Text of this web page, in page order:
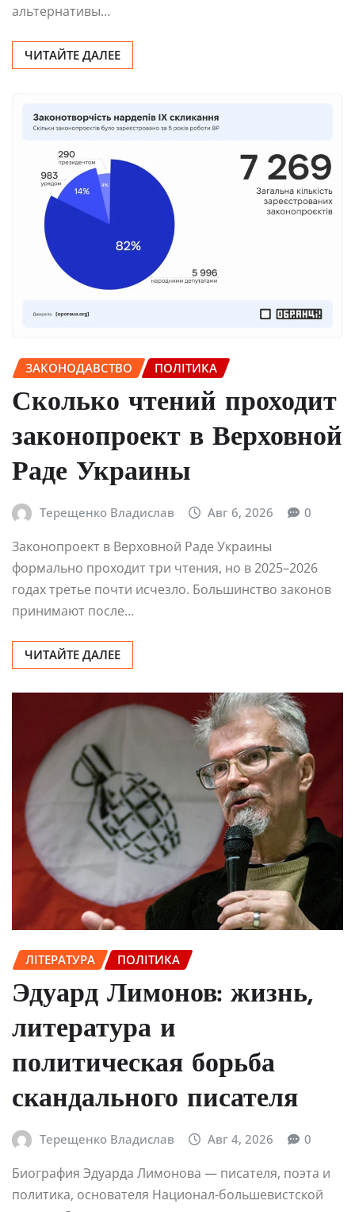
альтернативы…
ЧИТАЙТЕ ДАЛЕЕ
ЗАКОНОДАВСТВО ПОЛІТИКА
Сколько чтений проходит
законопроект в Верховной
Раде Украины
Терещенко Владислав Авг 6, 2026 0
Законопроект в Верховной Раде Украины
формально проходит три чтения, но в 2025–2026
годах третье почти исчезло. Большинство законов
принимают после…
ЧИТАЙТЕ ДАЛЕЕ
ЛІТЕРАТУРА ПОЛІТИКА
Эдуард Лимонов: жизнь,
литература и
политическая борьба
скандального писателя
Терещенко Владислав Авг 4, 2026 0
Биография Эдуарда Лимонова — писателя, поэта и
политика, основателя Национал-большевистской